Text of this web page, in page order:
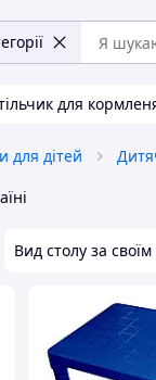
для
для дітей
Вид столу за